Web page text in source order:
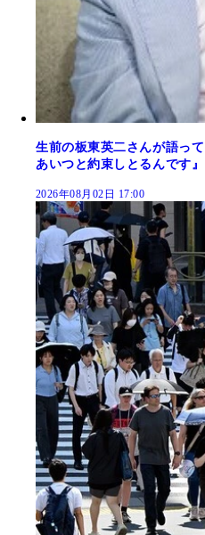
生前の板東英二さんが語っ
あいつと約束しとるんです』
2026年08月02日 17:00